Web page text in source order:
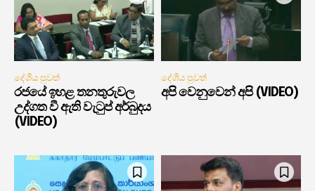
දේශීය පුවත්
රජයේ ඉහළ තනතුරුවල
උද්ගත වී ඇති වැටුප් අර්බුදය
(VIDEO)
දේශීය පුවත්
අපි වෙනුවෙන් අපි (VIDEO)